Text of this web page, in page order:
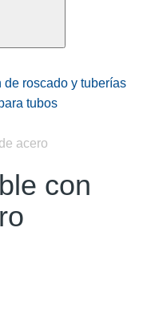
de roscado y tuberías
tubos
acero
con